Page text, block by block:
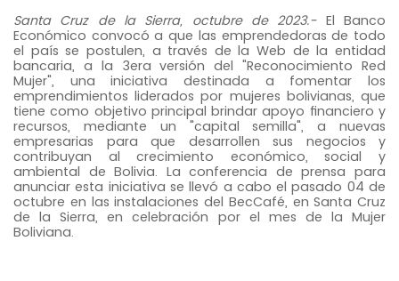
Santa Cruz de la Sierra, octubre de 2023.- El Banco
Económico convocó a que las emprendedoras de todo
el país se postulen, a través de la Web de la entidad
bancaria, a la 3era versión del"Reconocimiento Red
Mujer", una iniciativa destinada a fomentar los
emprendimientos liderados por mujeres bolivianas, que
tiene como objetivo principal brindar apoyo financiero y
recursos, mediante un "capital semilla", a nuevas
empresarias para que desarrollen sus negocios y
contribuyan al crecimiento económico, social y
ambiental de Bolivia. La conferencia de prensa para
anunciar esta iniciativa se llevó a cabo el pasado 04 de
octubre en las instalaciones del BecCafé, en Santa Cruz
de la Sierra, en celebración por el mes de la Mujer
Boliviana.